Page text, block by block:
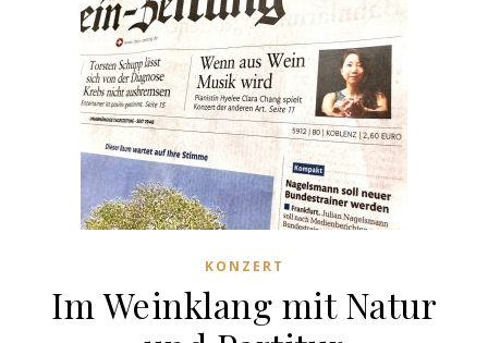
KONZERT
Im Weinklang mit Natur